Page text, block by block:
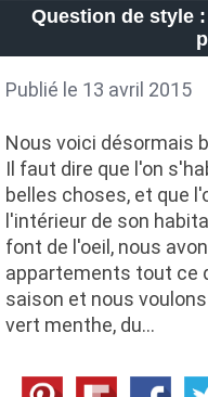
Question de style
Publié le 13 avril 2015
Nous voici désormais
Il faut dire que l'on
belles choses, et que
l'intérieur de son
font de l'oeil, nous
appartements tout ce
saison et nous voulons
vert menthe, du…